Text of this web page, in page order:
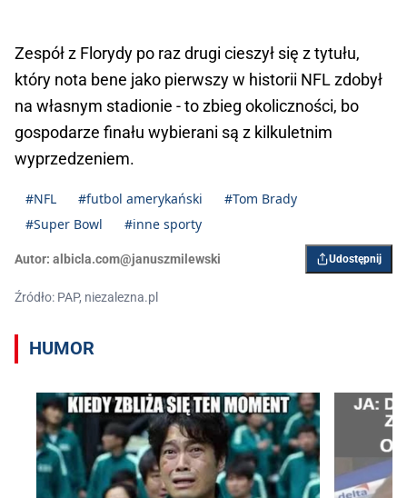
Zespół z Florydy po raz drugi cieszył się z tytułu,
który nota bene jako pierwszy w historii NFL zdobył
na własnym stadionie - to zbieg okoliczności, bo
gospodarze finału wybierani są z kilkuletnim
wyprzedzeniem.
#NFL #futbol amerykański
#Tom Brady
#Super Bowl
#inne sporty
Autor: albicla.com@januszmilewski Udostępnij
Źródło: PAP, niezalezna.pl
HUMOR